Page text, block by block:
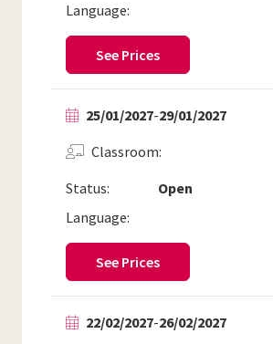
Language:
See Prices
25/01/2027-29/01/2027
Status: Open
Classroom
Language:
See Prices
22/02/2027-26/02/2027